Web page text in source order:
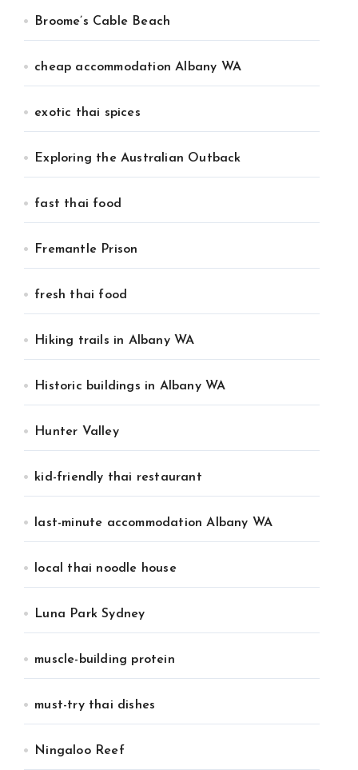
Broome’s Cable Beach
cheap accommodation Albany WA
exotic thai spices
Exploring the Australian Outback
fast thai food
Fremantle Prison
fresh thai food
Hiking trails in Albany WA
Historic buildings in Albany WA
Hunter Valley
kid-friendly thai restaurant
last-minute accommodation Albany WA
local thai noodle house
Luna Park Sydney
muscle-building protein
must-try thai dishes
Ningaloo Reef